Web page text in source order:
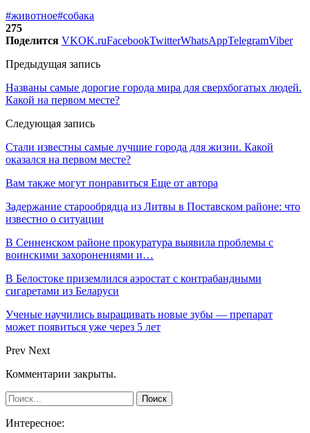
#животное#собака
275
Поделится VKOK.ruFacebookTwitterWhatsAppTelegramViber
Предыдущая запись
Названы самые дорогие города мира для сверхбогатых людей.
Какой на первом месте?
Следующая запись
Стали известны самые лучшие города для жизни. Какой
оказался на первом месте?
Вам также могут понравиться Еще от автора
Задержание старообрядца из Литвы в Поставском районе: что
известно о ситуации
В Сенненском районе прокуратура выявила проблемы с
воинскими захоронениями и…
В Белостоке приземлился аэростат с контрабандными
сигаретами из Беларуси
Ученые научились выращивать новые зубы — препарат
может появиться уже через 5 лет
Prev Next
Комментарии закрыты.
Интересное: